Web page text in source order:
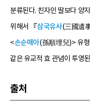
분류된다. 친자인 딸보다 양
위해서 『삼국유사(三國遺
<손순매아(孫順埋兒)> 유
같은 유교적 효 관념이 투영
출처